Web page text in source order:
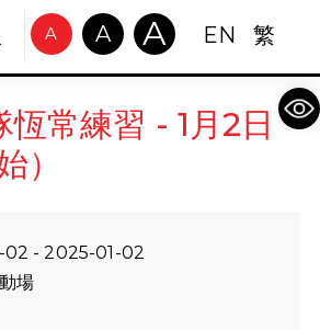
A A A EN 繁
常練習 - 1月2日
）
02 - 2025-01-02
場